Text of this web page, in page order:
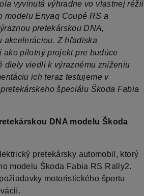
vyvinutá výhradne vo vlastnej réžii
modelu Enyaq Coupé RS a
pretekárskou DNA,
akceleráciou. Z hľadiska
pilotný projekt pre budúce
diely viedli k výraznému zníženiu
ich teraz testujeme v
špeciálu Škoda Fabia
DNA modelu Škoda
pretekársky automobil, ktorý
modelu Škoda Fabia RS Rally2.
motoristického športu